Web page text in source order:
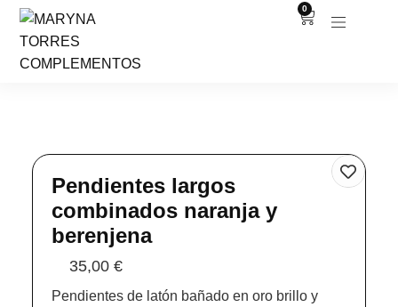
0
Pendientes largos
combinados naranja y
berenjena
35,00€
Pendientes de latón bañado en oro brillo y